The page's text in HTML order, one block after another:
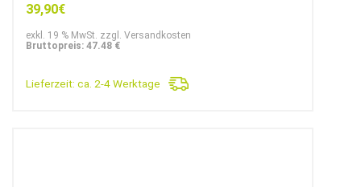
39,90€
exkl. 19 % MwSt. zzgl. Versandkosten
Bruttopreis: 47.48 €
Lieferzeit: ca. 2-4 Werktage